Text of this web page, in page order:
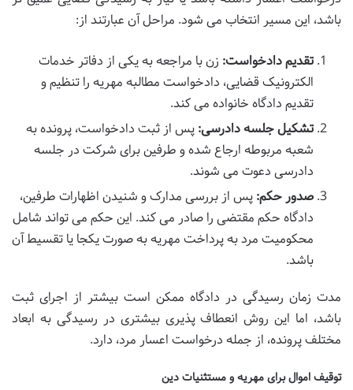
باشد، این مسیر انتخاب می شود. مراحل آن عبارتند از:
تقدیم دادخواست: زن با مراجعه به یکی از دفاتر خدمات
الکترونیک قضایی، دادخواست مطالبه مهریه را تنظیم و
تقدیم دادگاه خانواده می کند.
تشکیل جلسه دادرسی: پس از ثبت دادخواست، پرونده به
شعبه مربوطه ارجاع شده و طرفین برای شرکت در جلسه
دادرسی دعوت می شوند.
صدور حکم: پس از بررسی مدارک و شنیدن اظهارات طرفین،
دادگاه حکم مقتضی را صادر می کند. این حکم می تواند شامل
محکومیت مرد به پرداخت مهریه به صورت یکجا یا تقسیط آن
باشد.
مدت زمان رسیدگی در دادگاه ممکن است بیشتر از اجرای ثبت
باشد، اما این روش انعطاف پذیری بیشتری در رسیدگی به ابعاد
مختلف پرونده، از جمله درخواست اعسار مرد، دارد.
توقیف اموال برای مهریه و مستثنیات دین